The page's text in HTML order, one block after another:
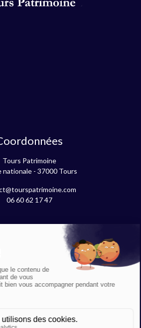
Tours Patrimoine
nationale - 37000 Tours
06 60 62 17 47